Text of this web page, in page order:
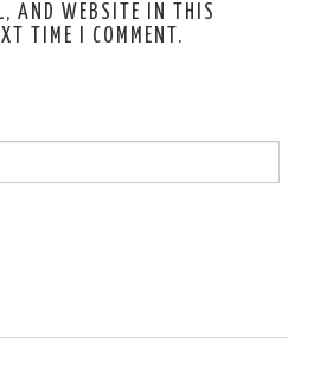
AND WEBSITE IN THIS
TIME I COMMENT.